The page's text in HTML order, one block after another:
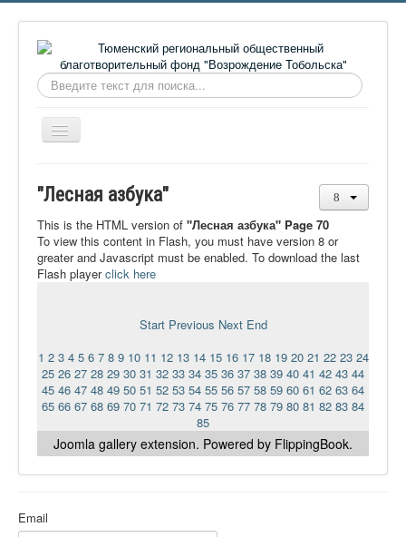
Искать...
Включить/
выключить
О фонде
Онлайн библиотека
Видеоматериалы
Сайт проекта Достоевский
Ермаковополе.рф
"Лесная азбука"
This is the HTML version of "Лесная азбука" Page 70
To view this content in Flash, you must have version 8 or
greater and Javascript must be enabled. To download the last
Flash playerclick here
Start Previous Next End
1 2 3 4 5 6 7 8 9 10 11 12 13 14 15 16 17 18 19 20 21 22 23 24
25 26 27 28 29 30 31 32 33 34 35 36 37 38 39 40 41 42 43 44
45 46 47 48 49 50 51 52 53 54 55 56 57 58 59 60 61 62 63 64
65 66 67 68 69 70 71 72 73 74 75 76 77 78 79 80 81 82 83 84
85
Joomla gallery extension. Powered by FlippingBook.
Email